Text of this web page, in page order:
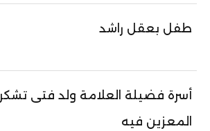
طفل بعقل راشد
أسرة فضيلة العلامة ولد فتى تشكر
المعزين فيه